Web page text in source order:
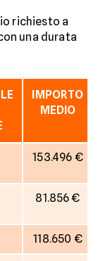
richiesto a
una durata
IMPORTO
MEDIO
153.496 €
81.856 €
118.650 €